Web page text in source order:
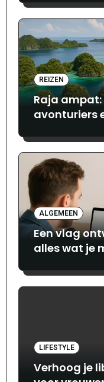
REIZEN
Raja
avonturiers
ALGEMEEN
Een vlag
alles wat je
LIFESTYLE
Verhoog je